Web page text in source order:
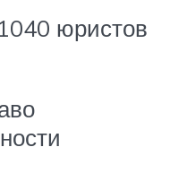
юристов